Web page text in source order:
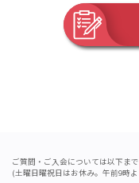
ご質問・ご入会については以下ま
(土曜日曜祝日はお休み。午前9時